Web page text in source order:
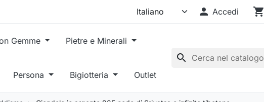
 Accedi shopping_cart
Gemme Pietre e Minerali
Persona Bigiotteria Outlet
search